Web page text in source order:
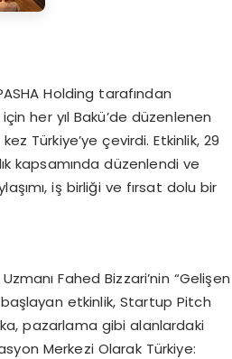
Holding tarafından
her yıl Bakü’de düzenlenen
Türkiye’ye çevirdi. Etkinlik, 29
kapsamında düzenlendi ve
iş birliği ve fırsat dolu bir
Fahed Bizzari’nin “Gelişen
başlayan etkinlik, Startup Pitch
pazarlama gibi alanlardaki
Merkezi Olarak Türkiye: